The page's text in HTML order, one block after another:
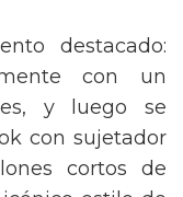
destacado:
con un
y luego se
con sujetador
cortos de